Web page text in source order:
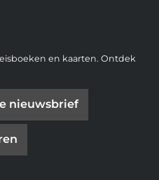
en kaarten. Ontdek
nieuwsbrief